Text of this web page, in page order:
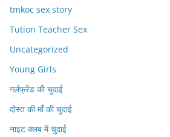
tmkoc sex story
Tution Teacher Sex
Uncategorized
Young Girls
गर्लफ्रेंड की चुदाई
दोस्त की माँ की चुदाई
नाइट क्लब में चुदाई